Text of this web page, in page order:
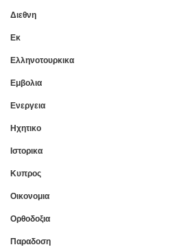
Διεθνη
Εκ
Ελληνοτουρκικα
Εμβολια
Ενεργεια
Ηχητικο
Ιστορικα
Κυπρος
Οικονομια
Ορθοδοξια
Παραδοση